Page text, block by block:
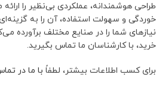
طراحی هوشمندانه، عملکردی بی‌نظیر را
خوردگی و سهولت استفاده، آن را به
نیازهای شما را در صنایع مختلف برآورده
خرید، با کارشناسان ما تماس بگیرید.
برای کسب اطلاعات بیشتر، لطفاً با ما در